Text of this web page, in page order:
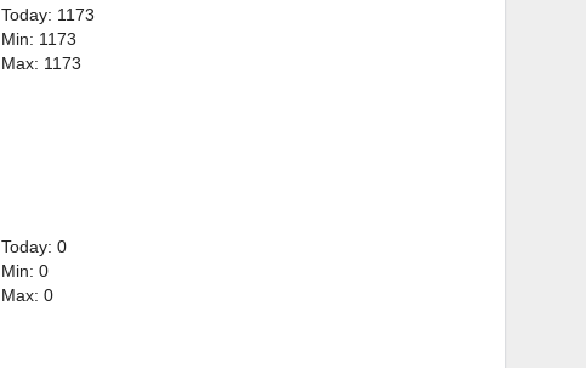
Today: 1173
Min: 1173
Max: 1173
Today: 0
Min: 0
Max: 0